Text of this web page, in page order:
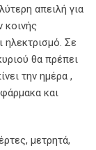
απειλή για
κοινής
Σε
θα πρέπει
την ημέρα ,
και
μετρητά,